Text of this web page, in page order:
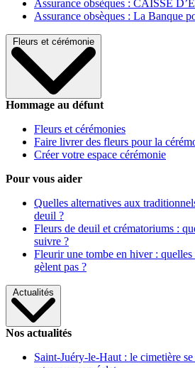
Assurance obsèques : CAISSE
Assurance obsèques : La Banque
Fleurs et cérémonie
Hommage au défunt
Fleurs et cérémonies
Faire livrer des fleurs pour la
Créer votre espace cérémonie
Pour vous aider
Quelles alternatives aux
deuil ?
Fleurs de deuil et crématoriums :
suivre ?
Fleurir une tombe en hiver :
gèlent pas ?
Actualités
Nos actualités
Saint-Juéry-le-Haut : le cimetière